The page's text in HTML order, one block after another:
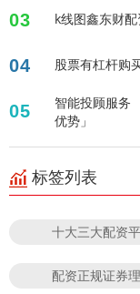
03
04 股票有杠杆购
05
智能投顾服务
优势」
标签列表
十大三大配资
配资正规证券